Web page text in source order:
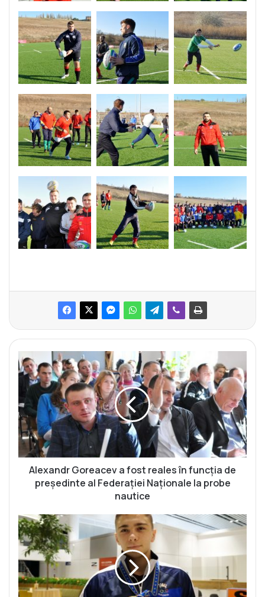
A
l
a
n
d
r
G
c
e
v
a
f
o
s
Alexandr Goreacev a fost reales în funcția de
președinte al Federației Naționale la probe
nautice
D
e
n
i
s
V